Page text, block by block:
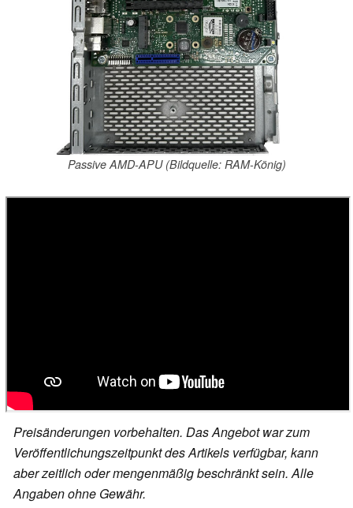
Passive AMD-APU (Bildquelle: RAM-König)
Preisänderungen vorbehalten. Das Angebot war zum
Veröffentlichungszeitpunkt des Artikels verfügbar, kann
aber zeitlich oder mengenmäßig beschränkt sein. Alle
Angaben ohne Gewähr.